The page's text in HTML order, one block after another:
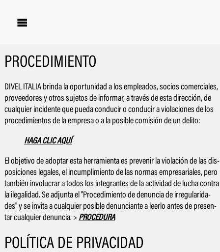

PROCEDIMIENTO
DI­VEL ITA­LIA brin­da la opor­tu­ni­dad a los em­plea­dos, so­cios co­mer­cia­les,
pro­vee­do­res y otros su­je­tos de in­for­mar, a través de esta di­rección, de
cual­quier in­ci­den­te que pue­da con­du­cir o con­du­cir a vio­la­cio­nes de los
pro­ce­di­mien­tos de la em­pre­sa o a la po­si­ble co­mi­sión de un de­li­to:
HAGA CLIC AQUÍ
El ob­je­ti­vo de adop­tar esta he­rra­mien­ta es pre­ve­nir la vio­la­ción de las dis­
po­si­cio­nes le­ga­les, el in­cum­pli­mien­to de las nor­mas em­pre­sa­ria­les, pero
tam­bién in­vo­lu­crar a to­dos los in­te­gran­tes de la ac­ti­vi­dad de lu­cha con­tra
la ile­ga­li­dad. Se ad­jun­ta el "Pro­ce­di­mien­to de de­nun­cia de irre­gu­la­ri­da­
des" y se in­vi­ta a cual­quier po­si­ble de­nun­cian­te a leer­lo an­tes de pre­sen­
tar cual­quier de­nun­cia. > PRO­CE­DU­RA
POLÍTICA DE PRIVACIDAD